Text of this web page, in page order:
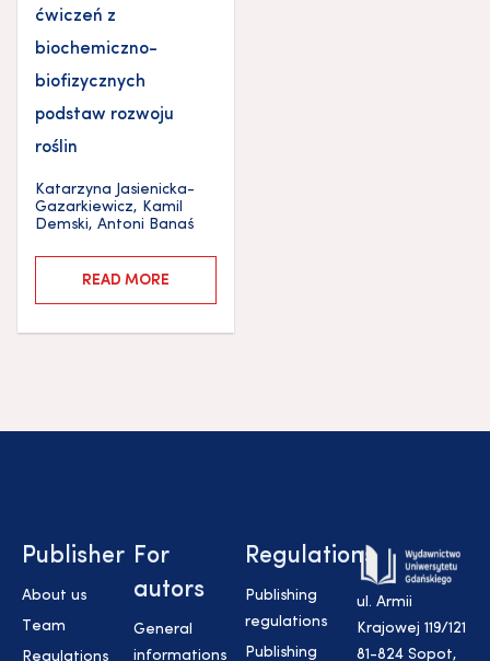
ćwiczeń z
biochemiczno-
biofizycznych
podstaw rozwoju
roślin
Katarzyna Jasienicka-
Gazarkiewicz, Kamil
Demski, Antoni Banaś
READ MORE
Publisher
About us
Team
Regulations
For
autors
General
informations
Regulations
Publishing
regulations
Publishing
ul. Armii
Krajowej 119/121
81-824 Sopot,